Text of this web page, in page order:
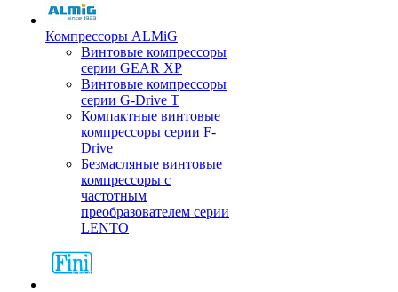
Компрессоры ALMiG
Винтовые компрессоры
серии GEAR XP
Винтовые компрессоры
серии G-Drive T
Компактные винтовые
компрессоры серии F-
Drive
Безмасляные винтовые
компрессоры с
частотным
преобразователем серии
LENTO